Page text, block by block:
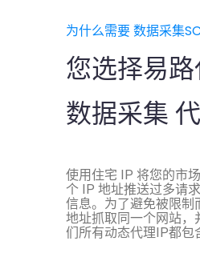
为什么需要 数据采集
您选择易
数据采集
使用住宅 IP 将您的市
个 IP 地址推送过多请
信息。为了避免被限制
地址抓取同一个网站，
们所有动态代理IP都包